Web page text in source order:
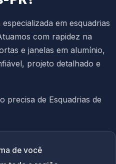
em esquadrias
com rapidez na
e janelas em alumínio,
projeto detalhado e
precisa de Esquadrias de
de você